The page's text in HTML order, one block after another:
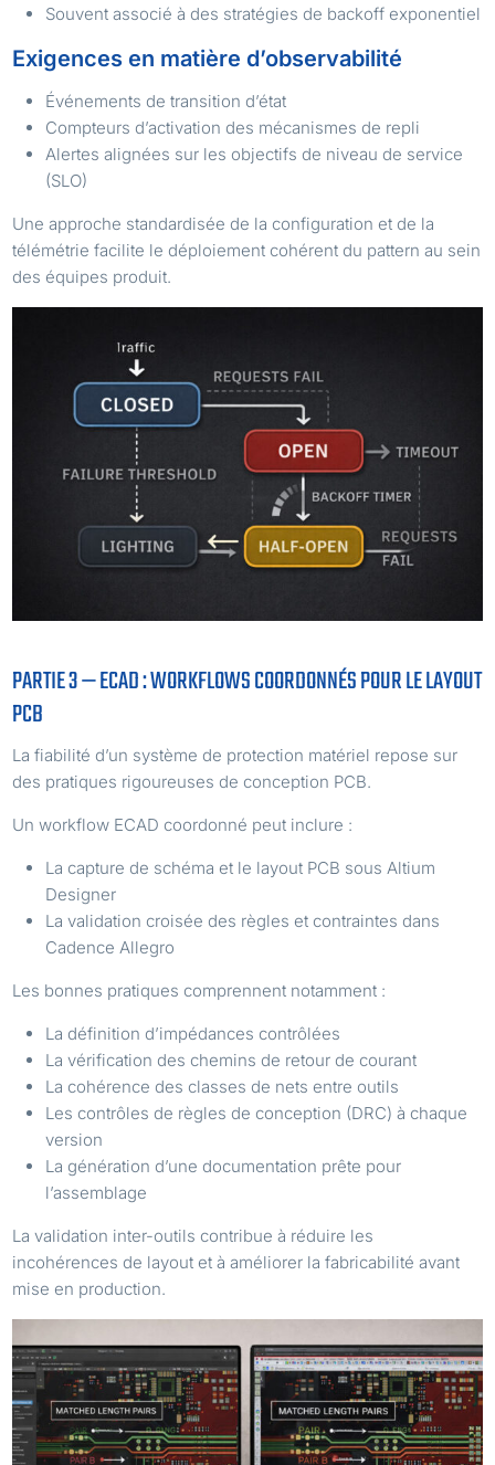
Souvent associé à des stratégies de backoff exponentiel
Exigences en matière d’observabilité
Événements de transition d’état
Compteurs d’activation des mécanismes de repli
Alertes alignées sur les objectifs de niveau de service
(SLO)
Une approche standardisée de la configuration et de la
télémétrie facilite le déploiement cohérent du pattern au sein
des équipes produit.
PARTIE 3 — ECAD : WORKFLOWS COORDONNÉS POUR LE LAYOUT
PCB
La fiabilité d’un système de protection matériel repose sur
des pratiques rigoureuses de conception PCB.
Un workflow ECAD coordonné peut inclure :
La capture de schéma et le layout PCB sous Altium
Designer
La validation croisée des règles et contraintes dans
Cadence Allegro
Les bonnes pratiques comprennent notamment :
La définition d’impédances contrôlées
La vérification des chemins de retour de courant
La cohérence des classes de nets entre outils
Les contrôles de règles de conception (DRC) à chaque
version
La génération d’une documentation prête pour
l’assemblage
La validation inter-outils contribue à réduire les
incohérences de layout et à améliorer la fabricabilité avant
mise en production.